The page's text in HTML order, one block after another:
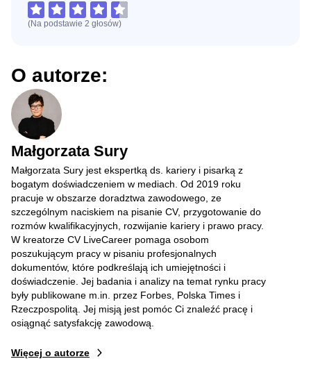
(Na podstawie 2 głosów)
O autorze:
Małgorzata Sury
Małgorzata Sury jest ekspertką ds. kariery i pisarką z
bogatym doświadczeniem w mediach. Od 2019 roku
pracuje w obszarze doradztwa zawodowego, ze
szczególnym naciskiem na pisanie CV, przygotowanie do
rozmów kwalifikacyjnych, rozwijanie kariery i prawo pracy.
W kreatorze CV LiveCareer pomaga osobom
poszukującym pracy w pisaniu profesjonalnych
dokumentów, które podkreślają ich umiejętności i
doświadczenie. Jej badania i analizy na temat rynku pracy
były publikowane m.in. przez Forbes, Polska Times i
Rzeczpospolitą. Jej misją jest pomóc Ci znaleźć pracę i
osiągnąć satysfakcję zawodową.
Więcej o autorze